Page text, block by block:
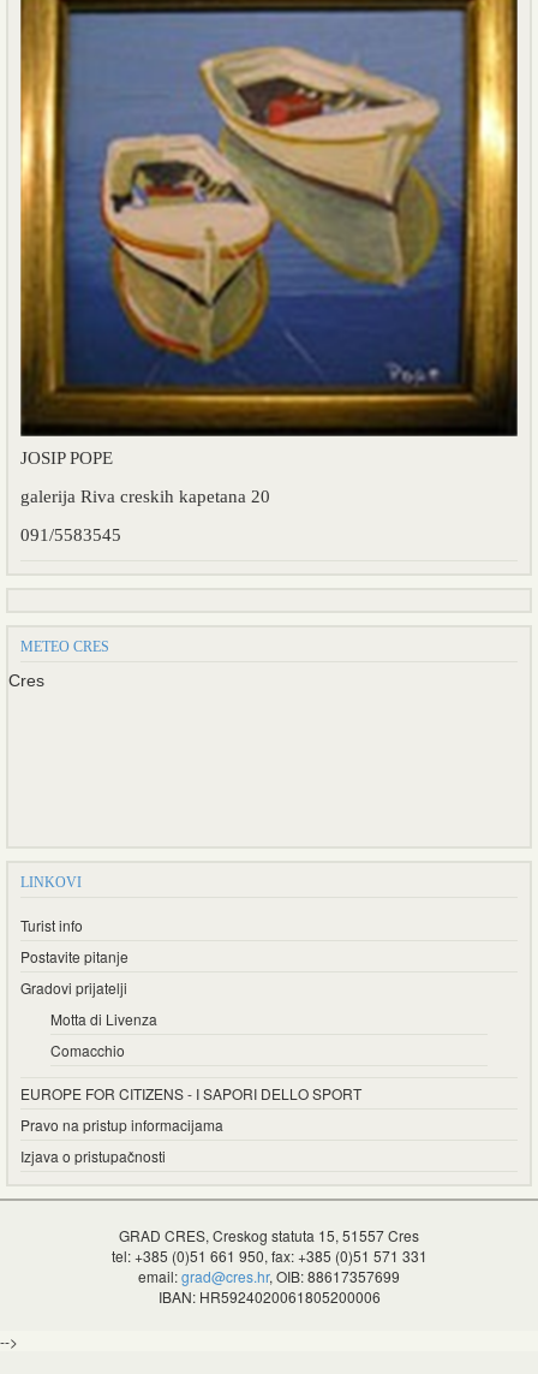
JOSIP POPE
galerija Riva creskih kapetana 20
091/5583545
METEO CRES
Cres
LINKOVI
Turist info
Postavite pitanje
Gradovi prijatelji
Motta di Livenza
Comacchio
EUROPE FOR CITIZENS - I SAPORI DELLO SPORT
Pravo na pristup informacijama
Izjava o pristupačnosti
GRAD CRES, Creskog statuta 15, 51557 Cres
tel: +385 (0)51 661 950, fax: +385 (0)51 571 331
email:grad@cres.hr, OIB: 88617357699
IBAN: HR5924020061805200006
-->